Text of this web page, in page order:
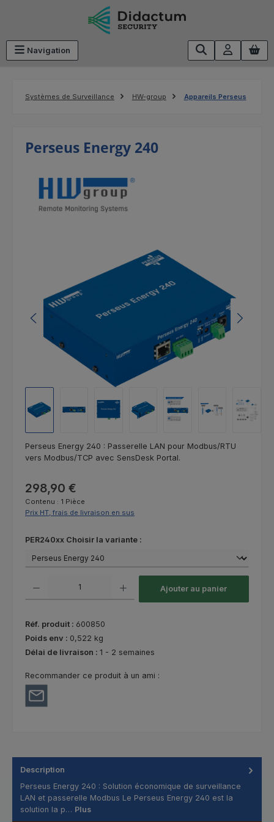
Passer au contenu principal
Navigation
Systèmes de Surveillance HW-group Appareils Perseus
Perseus Energy 240
Perseus Energy 240 : Passerelle LAN pour Modbus/RTU
vers Modbus/TCP avec SensDesk Portal.
Prix régulier :
298,90 €
Contenu : 1 Pièce
Prix HT, frais de livraison en sus
Sélectionnez
PER240xx Choisir la variante :
Ajouter au panier
Réf. produit : 600850
Poids env : 0,522 kg
Délai de livraison : 1 - 2 semaines
Recommander ce produit à un ami :
Description
Perseus Energy 240 : Solution économique de surveillance
LAN et passerelle Modbus Le Perseus Energy 240 est la
solution la p… Plus